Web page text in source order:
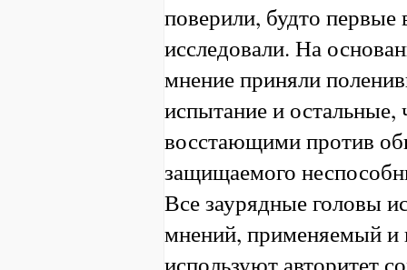
поверили, будто первые
исследовали. На
мнение приняли
испытание и остальные,
восстающими против
защищаемого
Все заурядные головы
мнений, применяемый и
используют авторитет